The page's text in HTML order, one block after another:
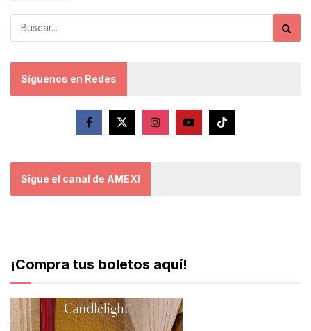
Síguenos en Redes
Sigue el canal de AMEXI
¡Compra tus boletos aquí!